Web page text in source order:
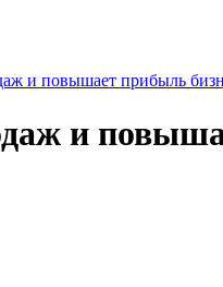
и повышает прибыль
и